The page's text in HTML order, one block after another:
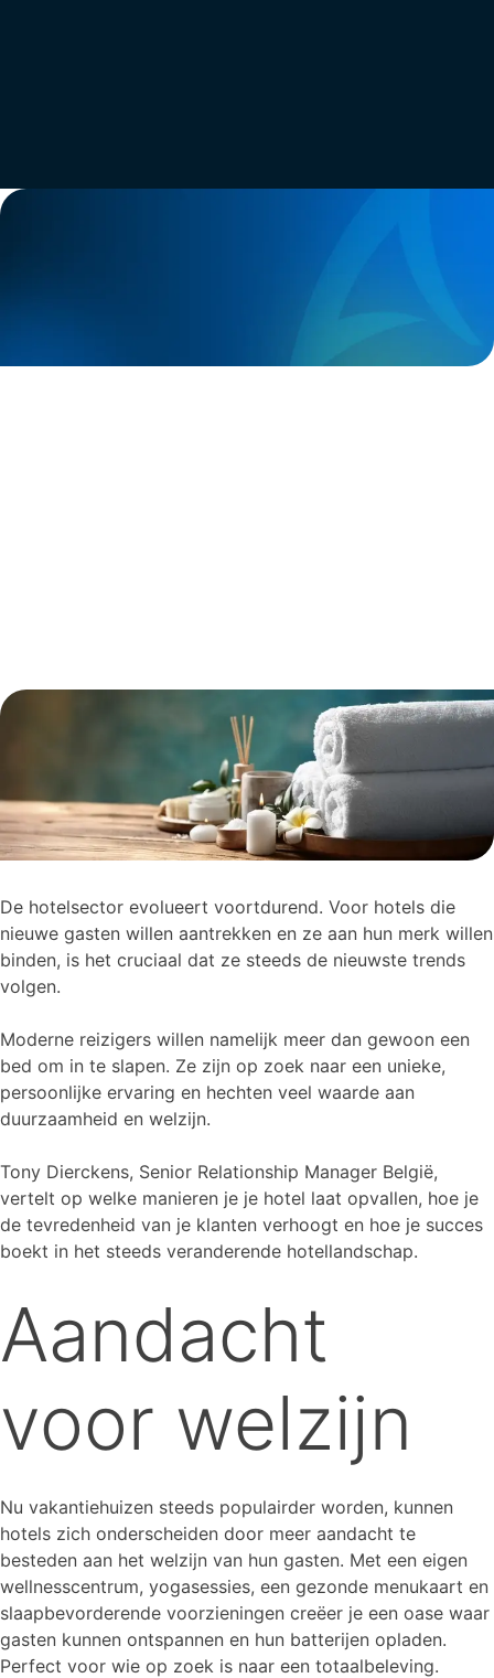
De hotelsector evolueert voortdurend. Voor hotels die
nieuwe gasten willen aantrekken en ze aan hun merk willen
binden, is het cruciaal dat ze steeds de nieuwste trends
volgen.
Moderne reizigers willen namelijk meer dan gewoon een
bed om in te slapen. Ze zijn op zoek naar een unieke,
persoonlijke ervaring en hechten veel waarde aan
duurzaamheid en welzijn.
Tony Dierckens, Senior Relationship Manager België,
vertelt op welke manieren je je hotel laat opvallen, hoe je
de tevredenheid van je klanten verhoogt en hoe je succes
boekt in het steeds veranderende hotellandschap.
Aandacht
voor welzijn
Nu vakantiehuizen steeds populairder worden, kunnen
hotels zich onderscheiden door meer aandacht te
besteden aan het welzijn van hun gasten. Met een eigen
wellnesscentrum, yogasessies, een gezonde menukaart en
slaapbevorderende voorzieningen creëer je een oase waar
gasten kunnen ontspannen en hun batterijen opladen.
Perfect voor wie op zoek is naar een totaalbeleving.